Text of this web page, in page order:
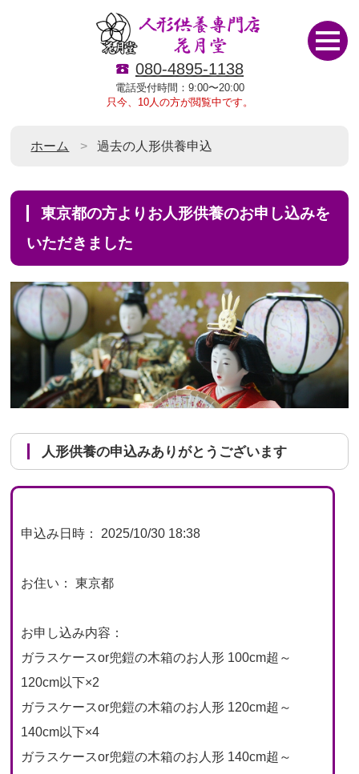
080-4895-1138
電話受付時間：9:00〜20:00
只今、10人の方が閲覧中です。
ホーム 過去の人形供養申込
東京都の方よりお人形供養のお申し込みを
いただきました
人形供養の申込みありがとうございます
申込み日時： 2025/10/30 18:38
お住い： 東京都
お申し込み内容：
ガラスケースor兜鎧の木箱のお人形 100cm超～
120cm以下×2
ガラスケースor兜鎧の木箱のお人形 120cm超～
140cm以下×4
ガラスケースor兜鎧の木箱のお人形 140cm超～